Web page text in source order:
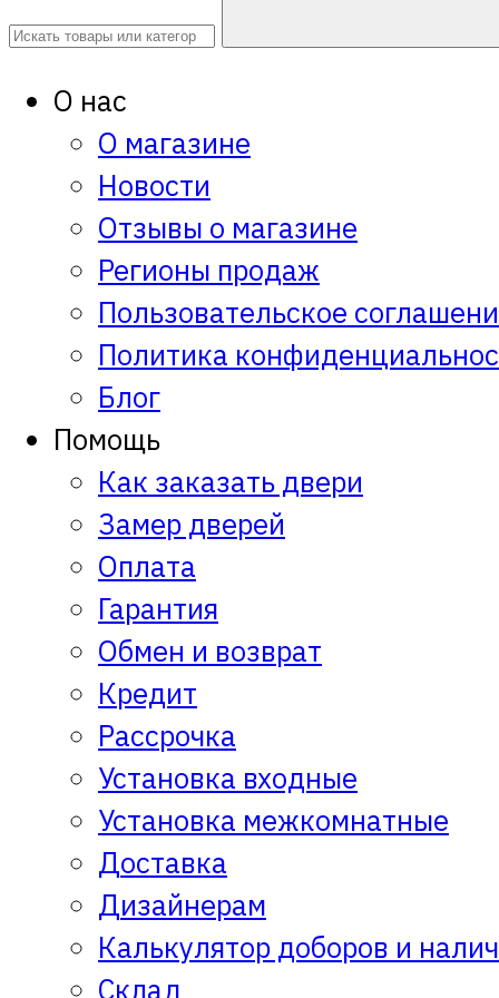
О нас
О магазине
Новости
Отзывы о магазине
Регионы продаж
Пользовательское
Политика
Блог
Помощь
Как заказать двери
Замер дверей
Оплата
Гарантия
Обмен и возврат
Кредит
Рассрочка
Установка входные
Установка межкомнатные
Доставка
Дизайнерам
Калькулятор доборов и
Склад